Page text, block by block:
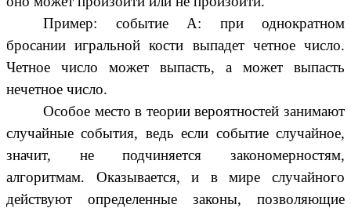
Пример: событие А: при однократном
бросании игральной кости выпадет четное число.
Четное число может выпасть, а может выпасть
нечетное число.
Особое место в теории вероятностей занимают
случайные события, ведь если событие случайное,
значит, не подчиняется закономерностям,
алгоритмам. Оказывается, и в мире случайного
действуют определенные законы, позволяющие